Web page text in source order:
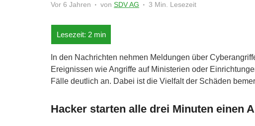
Vor 6 Jahren von SDV AG 3 Min. Lesezeit
In den Nachrichten nehmen Meldungen über
Ereignissen wie Angriffe auf Ministerien oder
Fälle deutlich an. Dabei ist die Vielfalt der Schäden
Hacker starten alle drei Minuten einen